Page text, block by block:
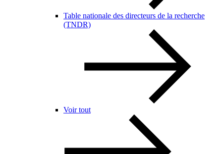
Table nationale des directeurs de la recherche
(TNDR)
Voir tout